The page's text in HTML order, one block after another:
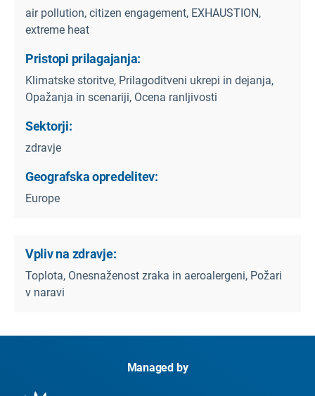
air pollution, citizen engagement, EXHAUSTION,
extreme heat
Pristopi prilagajanja:
Klimatske storitve, Prilagoditveni ukrepi in dejanja,
Opažanja in scenariji, Ocena ranljivosti
Sektorji:
zdravje
Geografska opredelitev:
Europe
Vpliv na zdravje:
Toplota, Onesnaženost zraka in aeroalergeni, Požari
v naravi
Managed by